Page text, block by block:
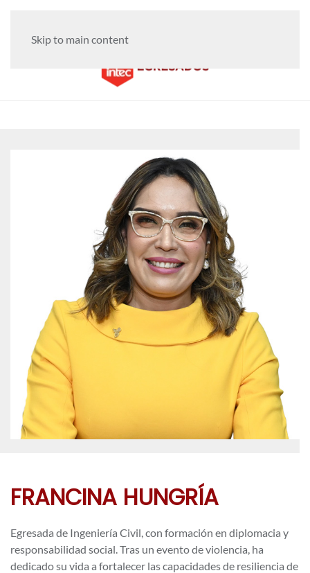
Skip to main content
FRANCINA HUNGRÍA
Egresada de Ingeniería Civil, con formación en diplomacia y
responsabilidad social. Tras un evento de violencia, ha
dedicado su vida a fortalecer las capacidades de resiliencia de